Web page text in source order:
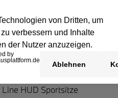
HUD Sportsitze